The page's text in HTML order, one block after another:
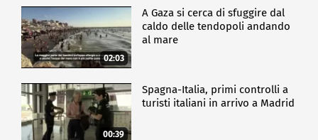
02:03
A Gaza si cerca di sfuggire dal
caldo delle tendopoli andando
al mare
00:39
Spagna-Italia, primi controlli a
turisti italiani in arrivo a Madrid